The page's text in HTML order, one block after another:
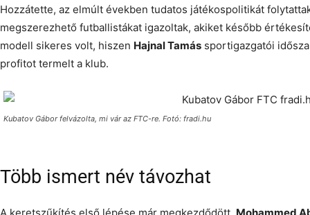
Hozzátette, az elmúlt években tudatos játékospolitikát
megszerezhető futballistákat igazoltak, akiket később
modell sikeres volt, hiszen Hajnal Tamás sportigazgatói
profitot termelt a klub.
Kubatov Gábor felvázolta, mi vár az FTC-re. Fotó: fradi.hu
Több ismert név távozhat